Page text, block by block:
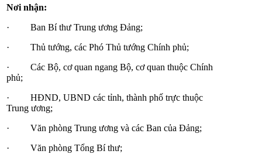
Nơi nhận:
· Ban Bí thư Trung ương Đảng;
· Thủ tướng, các Phó Thủ tướng Chính phủ;
· Các Bộ, cơ quan ngang Bộ, cơ quan thuộc Chính
phủ;
· HĐND, UBND các tỉnh, thành phố trực thuộc
Trung ương;
· Văn phòng Trung ương và các Ban của Đảng;
· Văn phòng Tổng Bí thư;